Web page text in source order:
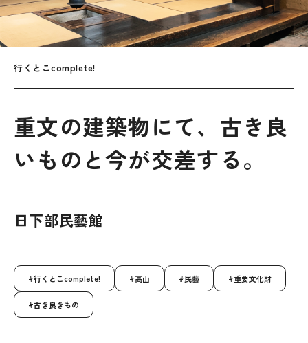
行くとこcomplete!
重文の建築物にて、古き良
いものと今が交差する。
日下部民藝館
行くとこcomplete! 高山 民藝 重要文化財
古き良きもの